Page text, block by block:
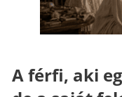
A férfi, aki